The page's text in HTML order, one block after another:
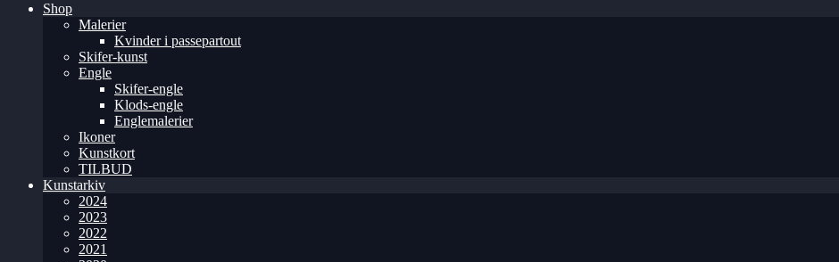
Shop
Malerier
Kvinder i passepartout
Skifer-kunst
Engle
Skifer-engle
Klods-engle
Englemalerier
Ikoner
Kunstkort
TILBUD
Kunstarkiv
2024
2023
2022
2021